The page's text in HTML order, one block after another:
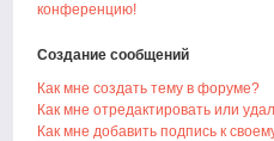
конференцию!
Создание сообщений
Как мне создать тему в форуме?
Как мне отредактировать или
Как мне добавить подпись к